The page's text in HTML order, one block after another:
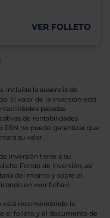
VER FOLLETO
incluida la ausencia de
El valor de la inversión está
pasadas
de rentabilidades
EBN no puede garantizar que
su valor.
Inversión tiene a su
Fondo de Inversión, así
del mismo y sobre el
en «ver ficha»).
está recomendando la
el folleto y el documento de